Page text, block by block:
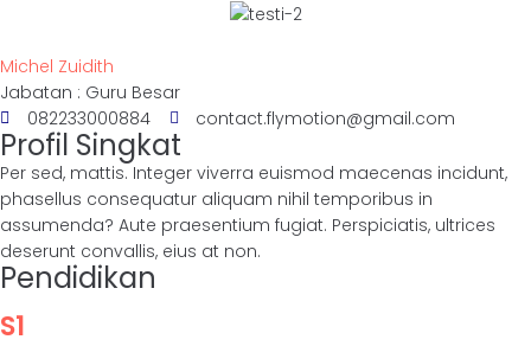
Michel Zuidith
Jabatan : Guru Besar
082233000884
contact.flymotion@gmail.com
Profil Singkat
Per sed, mattis. Integer viverra euismod maecenas incidunt,
phasellus consequatur aliquam nihil temporibus in
assumenda? Aute praesentium fugiat. Perspiciatis, ultrices
deserunt convallis, eius at non.
Pendidikan
S1